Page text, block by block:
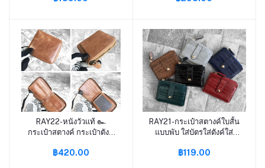
หยิบใส่ตะกร้า
RAY22-หนังวัวแท้ ๛
กระเป๋าสตางค์ กระเป๋าตังค์
กระเป๋าหนังวัว ซิปรอบ วิน
฿420.00
หยิบใส่ตะกร้า
RAY21-กระเป๋าสตางค์ใบสั้น
แบบพับ ใส่บัตรใส่ตังค์ใส่
P1-13
฿119.00